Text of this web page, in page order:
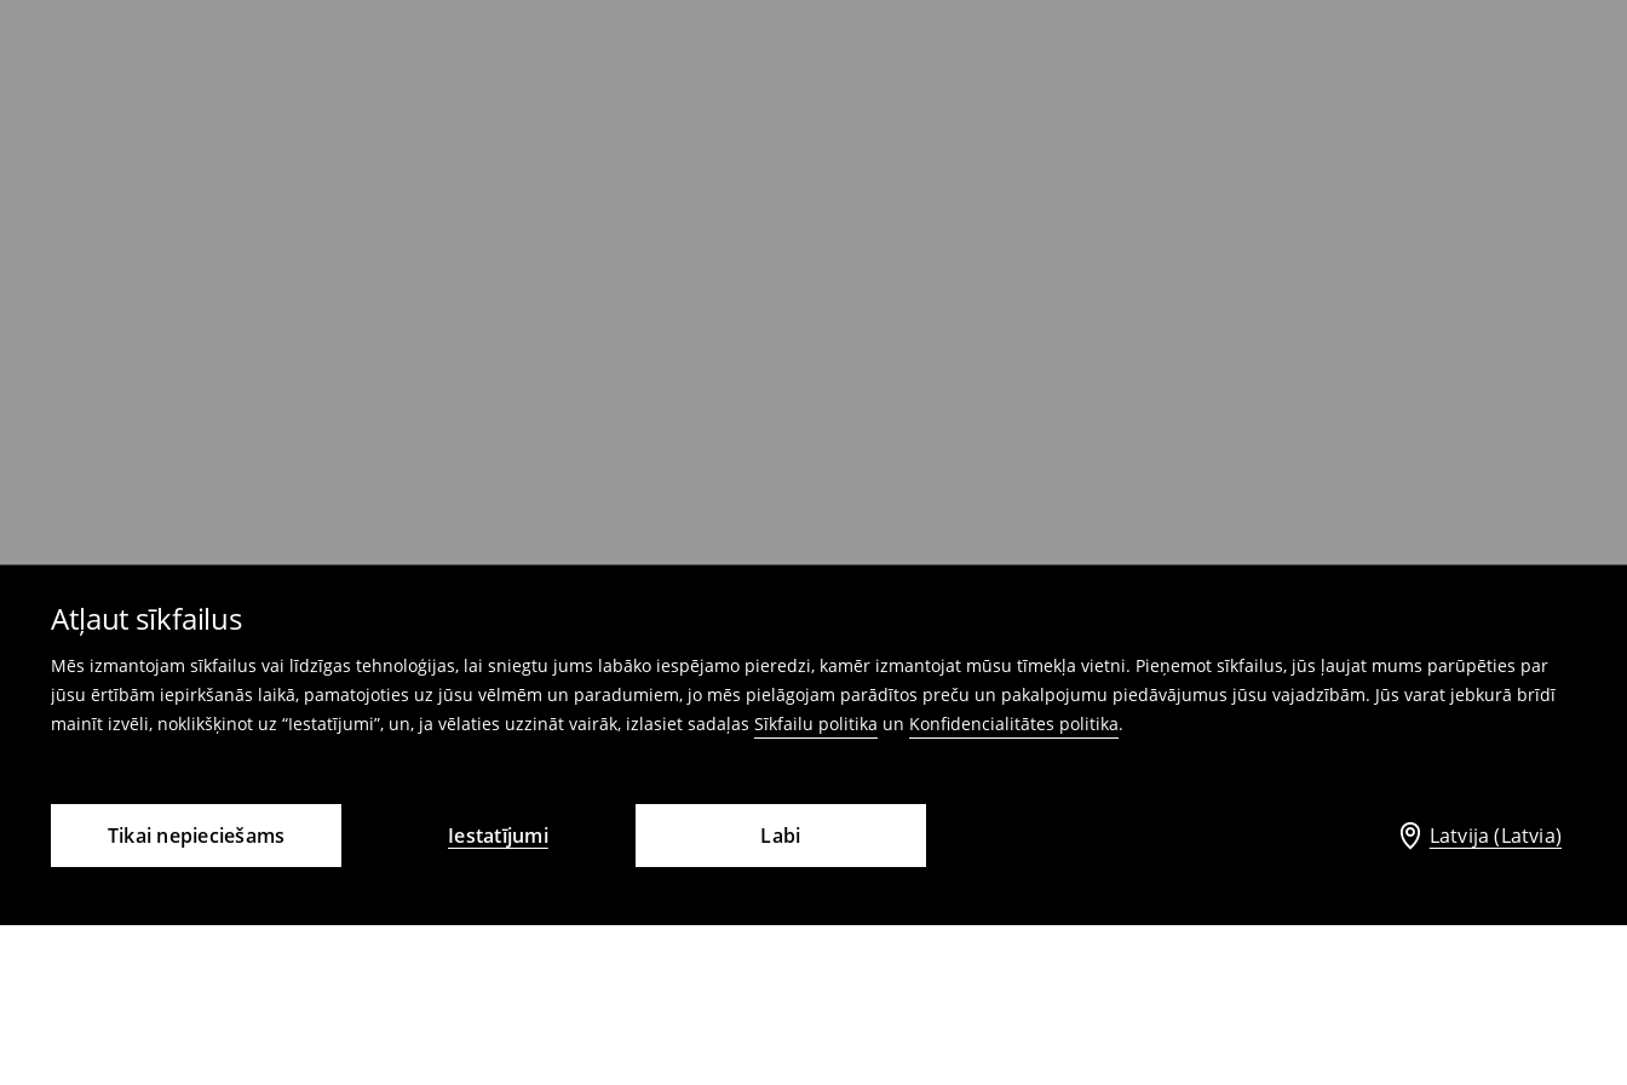
Atļaut sīkfailus
Mēs izmantojam sīkfailus vai līdzīgas tehnoloģijas, lai sniegtu jums labāko iespējamo pieredzi, kamēr izmantojat mūsu tīmekļa vietni. Pieņemot sīkfailus, jūs ļaujat mums parūpēties par
jūsu ērtībām iepirkšanās laikā, pamatojoties uz jūsu vēlmēm un paradumiem, jo mēs pielāgojam parādītos preču un pakalpojumu piedāvājumus jūsu vajadzībām. Jūs varat jebkurā brīdī
mainīt izvēli, noklikšķinot uz “Iestatījumi”, un, ja vēlaties uzzināt vairāk, izlasiet sadaļas Sīkfailu politika un Konfidencialitātes politika.
Tikai nepieciešams Iestatījumi Labi Latvija (Latvia)
preču atgriešanas veidlapu tiešsaistē.